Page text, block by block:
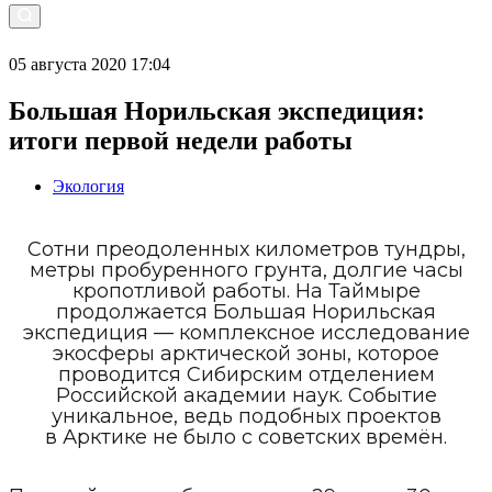
05 августа 2020 17:04
Большая Норильская экспедиция:
итоги первой недели работы
Экология
Сотни преодоленных километров тундры,
метры пробуренного грунта, долгие часы
кропотливой работы. На Таймыре
продолжается Большая Норильская
экспедиция — комплексное исследование
экосферы арктической зоны, которое
проводится Сибирским отделением
Российской академии наук. Событие
уникальное, ведь подобных проектов
в Арктике не было с советских времён.